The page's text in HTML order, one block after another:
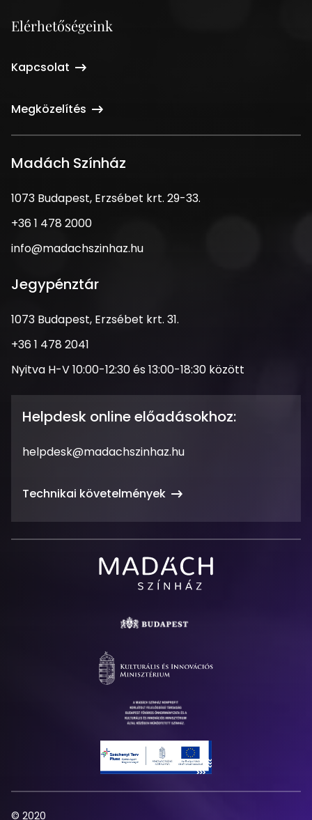
Elérhetőségeink
Kapcsolat
Megközelítés
Madách Színház
1073
Erzsébet
krt.
33.
1073 Budapest, Erzsébet krt. 29-33.
Telefonszám
+36 1 478 2000
Email
info@madachszinhaz.hu
Jegypénztár
Cím
1073 Budapest, Erzsébet krt. 31.
Telefonszám
+36 1 478 2041
Nyitva
Nyitva H-V 10:00-12:30 és 13:00-18:30 között
Helpdesk online előadásokhoz:
Email
helpdesk@madachszinhaz.hu
Technikai követelmények
Színház
© 2020